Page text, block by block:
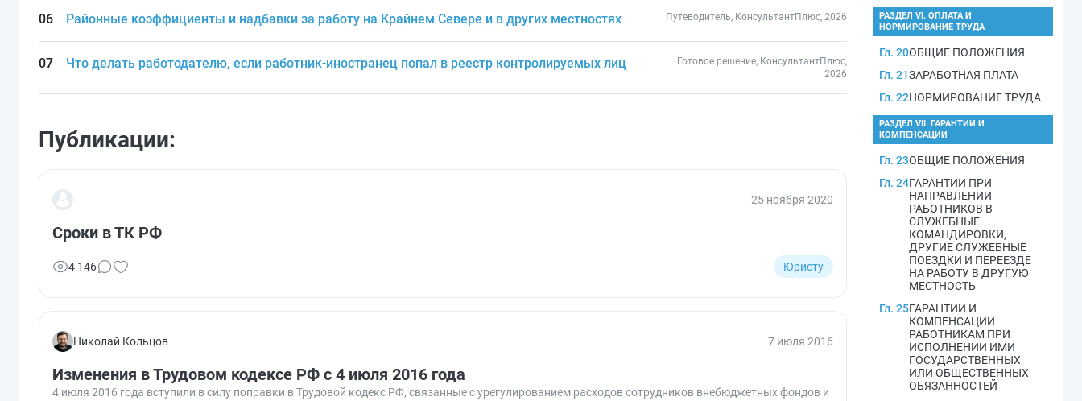
Районные коэффициенты и надбавки за работу на Крайнем Севере и в других местностях Путеводитель, КонсультантПлюс, 2026
Что делать работодателю, если работник-иностранец попал в реестр контролируемых лиц
Готовое решение, КонсультантПлюс,
2026
Публикации:
25 ноября 2020
Сроки в ТК РФ
Юристу
4 146
Николай Кольцов 7 июля 2016
Изменения в Трудовом кодексе РФ с 4 июля 2016 года
4 июля 2016 года вступили в силу поправки в Трудовой кодекс РФ, связанные с урегулированием расходов сотрудников внебюджетных фондов и
РАЗДЕЛ VI. ОПЛАТА И
НОРМИРОВАНИЕ ТРУДА
Гл. 20ОБЩИЕ ПОЛОЖЕНИЯ
Гл. 21ЗАРАБОТНАЯ ПЛАТА
Гл. 22НОРМИРОВАНИЕ ТРУДА
РАЗДЕЛ VII. ГАРАНТИИ И
КОМПЕНСАЦИИ
Гл. 23ОБЩИЕ ПОЛОЖЕНИЯ
Гл. 24ГАРАНТИИ ПРИ
НАПРАВЛЕНИИ
РАБОТНИКОВ В
СЛУЖЕБНЫЕ
КОМАНДИРОВКИ,
ДРУГИЕ СЛУЖЕБНЫЕ
ПОЕЗДКИ И ПЕРЕЕЗДЕ
НА РАБОТУ В ДРУГУЮ
МЕСТНОСТЬ
Гл. 25ГАРАНТИИ И
КОМПЕНСАЦИИ
РАБОТНИКАМ ПРИ
ИСПОЛНЕНИИ ИМИ
ГОСУДАРСТВЕННЫХ
ИЛИ ОБЩЕСТВЕННЫХ
ОБЯЗАННОСТЕЙ